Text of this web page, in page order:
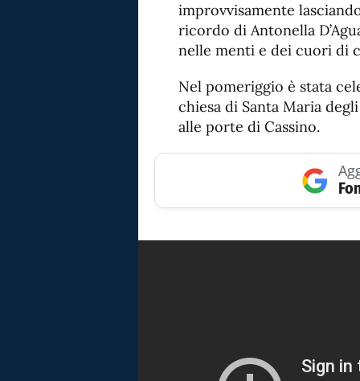
improvvisamente
ricordo di Antonella
nelle menti e dei cuori di
Nel pomeriggio è stata
chiesa di Santa Maria
alle porte di Cassino.